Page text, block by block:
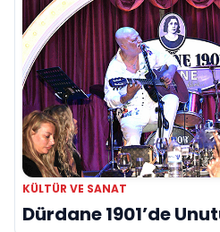
KÜLTÜR VE SANAT
Dürdane 1901’de